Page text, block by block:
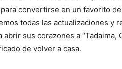
convertirse en un favorito
todas las actualizaciones y
abrir sus corazones a
de volver a casa.